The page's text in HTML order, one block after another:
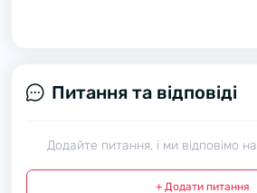
Питання та відповіді
Додайте питання, і ми відповімо
+ Додати питання